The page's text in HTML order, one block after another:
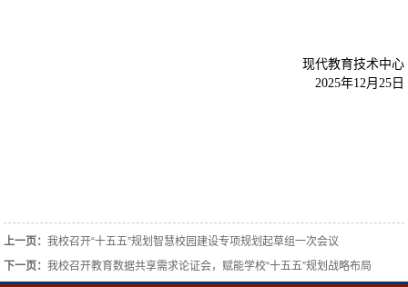
现代教育技术中心
2025年12月25日
上一页：我校召开“十五五”规划智慧校园建设专项规划起草组一次会议
下一页：我校召开教育数据共享需求论证会，赋能学校“十五五”规划战略布局